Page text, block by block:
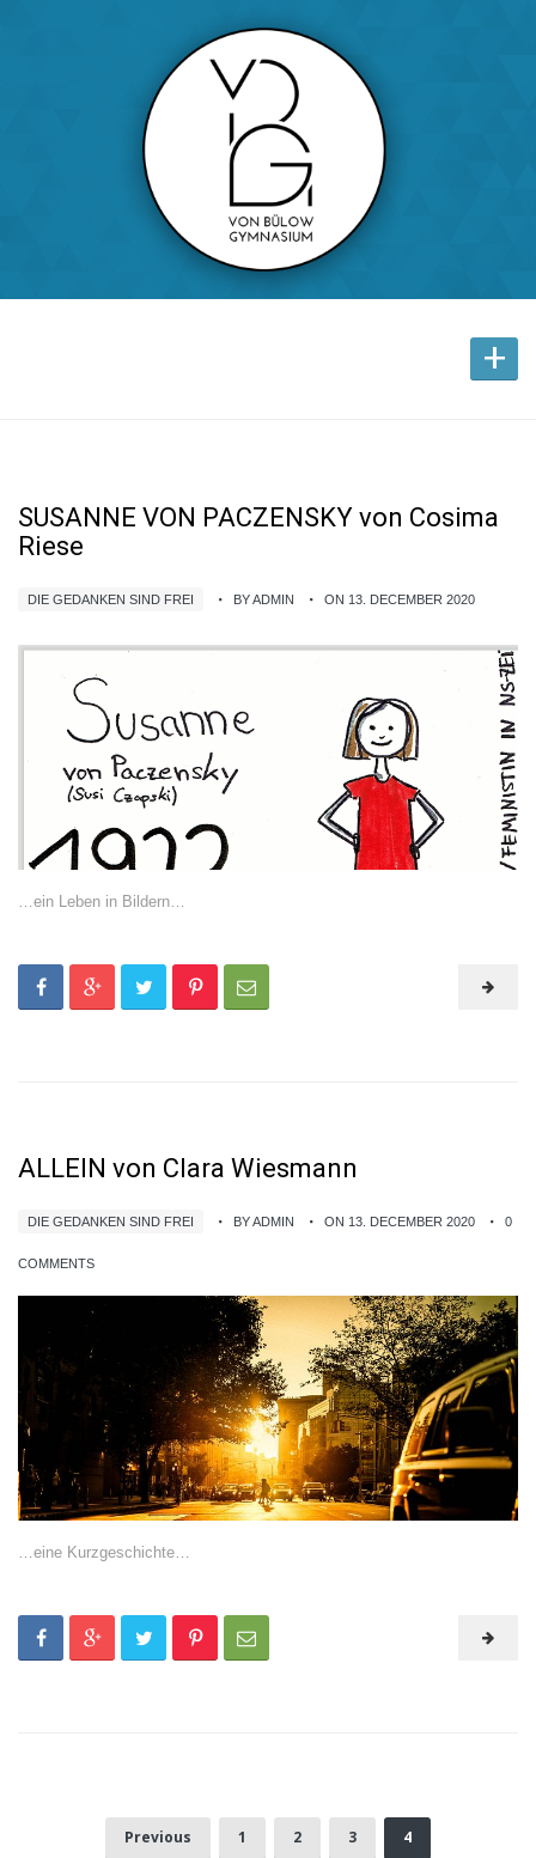
+
SUSANNE VON PACZENSKY von Cosima
Riese
DIE GEDANKEN SIND FREI BY ADMIN ON 13. DECEMBER 2020
…ein Leben in Bildern…
ALLEIN von Clara Wiesmann
DIE GEDANKEN SIND FREI BY ADMIN ON 13. DECEMBER 2020 0
COMMENTS
…eine Kurzgeschichte…
Previous 1 2 3 4